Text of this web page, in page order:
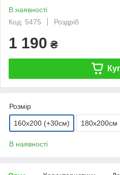
В наявності
Код: 5475
Роздріб
1 190 ₴
Розмір
160х200 (+30см) 180х200см
В наявності